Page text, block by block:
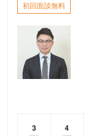
初回面談無料
3
4